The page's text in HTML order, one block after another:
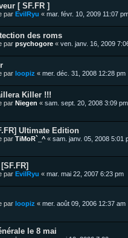
[ SF.FR ]
par EvilRyu « mar. févr. 10, 2009 11:07
des roms
par psychogore « ven. janv. 16, 2009
par loopiz « mer. déc. 31, 2008 12:28 pm
Killer !!!
par Niegen « sam. sept. 20, 2008 3:09 pm
Ultimate Edition
par TiMoR`_^ « sam. janv. 05, 2008 5:01
par EvilRyu « mar. mai 22, 2007 6:23 pm
par loopiz « mer. août 09, 2006 12:37 am
le 8 mai